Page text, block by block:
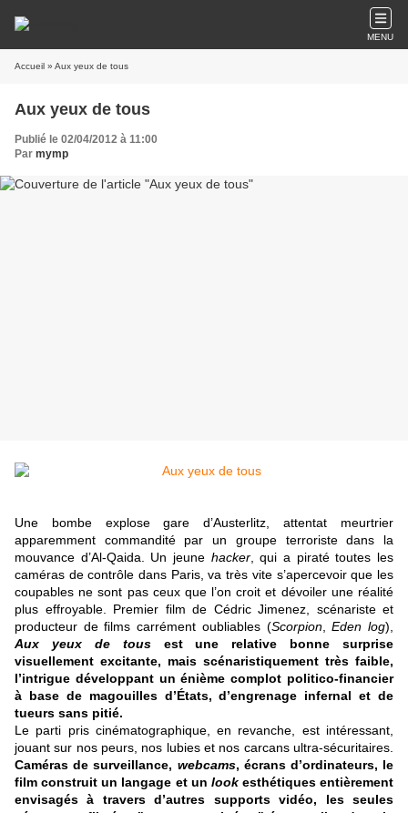
MENU
Accueil » Aux yeux de tous
Aux yeux de tous
Publié le 02/04/2012 à 11:00
Par mymp
Une bombe explose gare d’Austerlitz, attentat meurtrier
apparemment commandité par un groupe terroriste dans la
mouvance d’Al-Qaida. Un jeune hacker, qui a piraté toutes les
caméras de contrôle dans Paris, va très vite s’apercevoir que les
coupables ne sont pas ceux que l’on croit et dévoiler une réalité
plus effroyable. Premier film de Cédric Jimenez, scénariste et
producteur de films carrément oubliables (Scorpion,Eden log),
Aux yeux de tousest une relative bonne surprise
visuellement excitante, mais scénaristiquement très faible,
l’intrigue développant un énième complot politico-financier
à base de magouilles d’États, d’engrenage infernal et de
tueurs sans pitié.
Le parti pris cinématographique, en revanche, est intéressant,
jouant sur nos peurs, nos lubies et nos carcans ultra-sécuritaires.
Caméras de surveillance, webcams, écrans d’ordinateurs, le
film construit un langage et un lookesthétiques entièrement
envisagés à travers d’autres supports vidéo, les seules